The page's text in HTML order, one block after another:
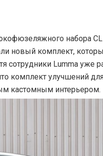
набора
новый комплект,
сотрудники Lumma уже
комплект улучшений
кастомным интерьером.